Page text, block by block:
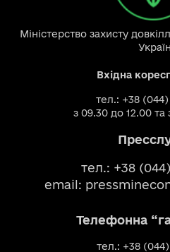
Міністерство захисту
Вхідна
тел.: +38
з 09.30 до 12.00 та
тел.: +38
email:
Телефонна
тел.: +38